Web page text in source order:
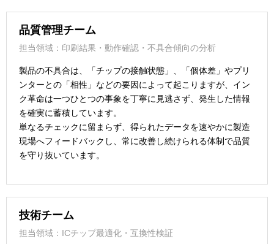
品質管理チーム
担当領域：印刷結果・動作確認・不具合傾向の分析
製品の不具合は、「チップの接触状態」、「個体差」やプリ
ンターとの「相性」などの要因によって起こりますが、イン
ク革命は一つひとつの事象を丁寧に見逃さず、発生した情報
を確実に蓄積しています。
単なるチェックに留まらず、得られたデータを速やかに製造
現場へフィードバックし、常に改善し続けられる体制で品質
を守り抜いています。
技術チーム
担当領域：ICチップ最適化・互換性検証